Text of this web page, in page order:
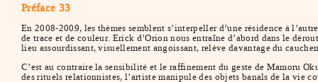
Préface 33
En 2008-2009, les thèmes semblent s’interpeller d’une résidence à
de trace et de couleur. Erick d’Orion nous entraîne d’abord dans le
lieu assourdissant, visuellement angoissant, relève davantage du
C’est au contraire la sensibilité et le raffinement du geste de Mamoru
des rituels relationnistes, l’artiste manipule des objets banals de la vie